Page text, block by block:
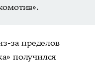
за пределов
получился